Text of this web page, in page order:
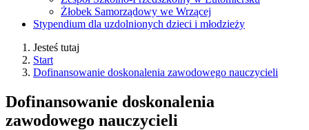
Żłobek Samorządowy we Wrzącej
Stypendium dla uzdolnionych dzieci i młodzieży
Jesteś tutaj
Start
Dofinansowanie doskonalenia zawodowego nauczycieli
Dofinansowanie doskonalenia
zawodowego nauczycieli